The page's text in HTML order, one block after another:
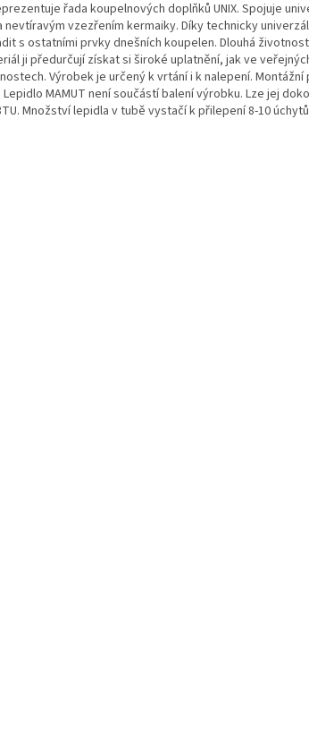
řada koupelnových doplňků UNIX. Spojuje
vzezřením kermaiky. Díky technicky
s ostatními prvky dnešních koupelen. Dlouhá
ji předurčují získat si široké uplatnění, jak ve
Výrobek je určený k vrtání i k nalepení. Montážní
MAMUT není součástí balení výrobku. Lze jej
Množství lepidla v tubě vystačí k přilepení 8-10